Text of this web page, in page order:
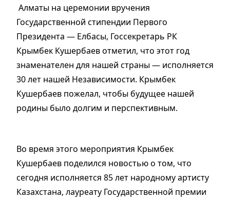
Алматы на церемонии вручения
Государственной стипендии Первого
Президента — Елбасы, Госсекретарь РК
Крымбек Кушербаев отметил, что этот год
знаменателен для нашей страны — исполняется
30 лет нашей Независимости. Крымбек
Кушербаев пожелал, чтобы будущее нашей
родины было долгим и перспективным.
Во время этого мероприятия Крымбек
Кушербаев поделился новостью о том, что
сегодня исполняется 85 лет народному артисту
Казахстана, лауреату Государственной премии